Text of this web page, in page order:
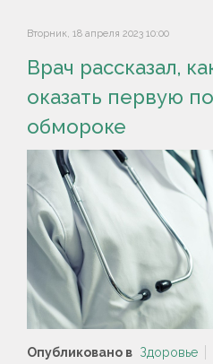
Вторник, 18 апреля 2023 10:00
Врач рассказал,
оказать первую
обмороке
Опубликовано в Здоровье